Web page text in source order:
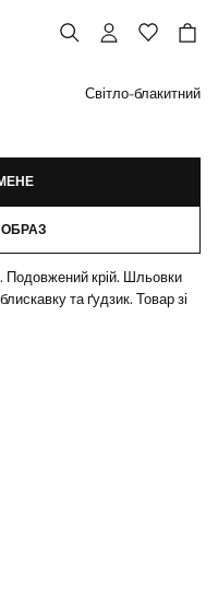
]
Світло-блакитний
Подовжений крій. Шльовки
та ґудзик. Товар зі